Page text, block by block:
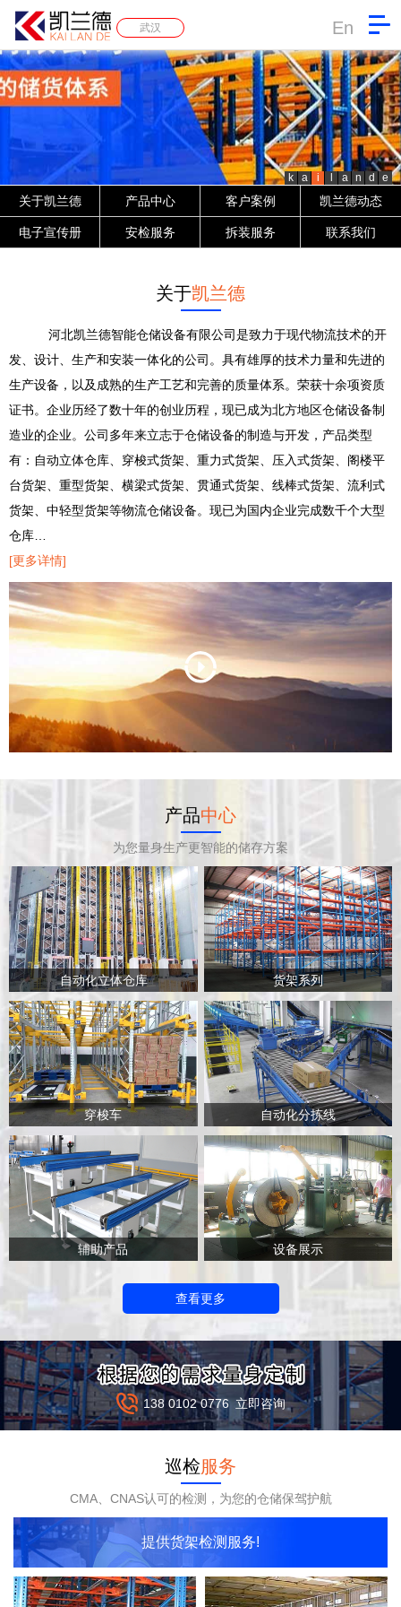
武汉 En
k a i a n d e
关于凯兰德 产品中心 客户案例 凯兰德动态
电子宣传册 安检服务 拆装服务 联系我们
关于凯兰德
河北凯兰德智能仓储设备有限公司是致力于现代物流技术的开
发、设计、生产和安装一体化的公司。具有雄厚的技术力量和先进的
生产设备，以及成熟的生产工艺和完善的质量体系。荣获十余项资质
证书。企业历经了数十年的创业历程，现已成为北方地区仓储设备制
造业的企业。公司多年来立志于仓储设备的制造与开发，产品类型
有：自动立体仓库、穿梭式货架、重力式货架、压入式货架、阁楼平
台货架、重型货架、横梁式货架、贯通式货架、线棒式货架、流利式
货架、中轻型货架等物流仓储设备。现已为国内企业完成数千个大型
仓库…
[更多详情]
产品中心
为您量身生产更智能的储存方案
自动化立体仓库 货架系列
穿梭车 自动化分拣线
辅助产品 设备展示
查看更多
138 0102 0776 立即咨询
巡检服务
CMA、CNAS认可的检测，为您的仓储保驾护航
提供货架检测服务!